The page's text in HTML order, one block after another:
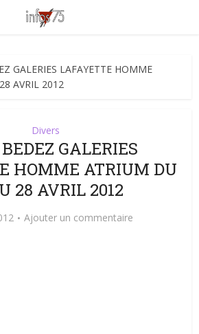
GALERIES LAFAYETTE HOMME
AVRIL 2012
Divers
GALERIES
HOMME ATRIUM DU
28 AVRIL 2012
Ajouter un commentaire